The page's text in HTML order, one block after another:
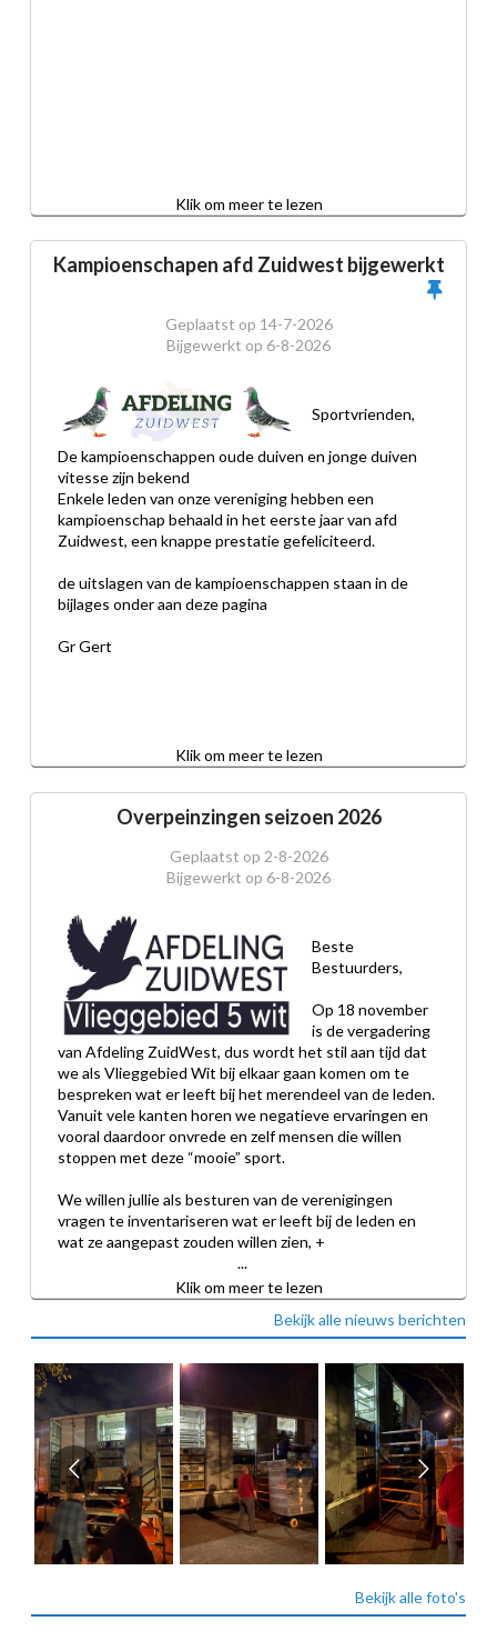
Klik om meer te lezen
Kampioenschapen afd Zuidwest bijgewerkt
Geplaatst op 14-7-2026
Bijgewerkt op 6-8-2026
Sportvrienden,
De kampioenschappen oude duiven en jonge duiven
vitesse zijn bekend
Enkele leden van onze vereniging hebben een
kampioenschap behaald in het eerste jaar van afd
Zuidwest, een knappe prestatie gefeliciteerd.
de uitslagen van de kampioenschappen staan in de
bijlages onder aan deze pagina
Gr Gert
Klik om meer te lezen
Overpeinzingen seizoen 2026
Geplaatst op 2-8-2026
Bijgewerkt op 6-8-2026
Beste
Bestuurders,
Op 18 november
is de vergadering
van Afdeling ZuidWest, dus wordt het stil aan tijd dat
we als Vlieggebied Wit bij elkaar gaan komen om te
bespreken wat er leeft bij het merendeel van de leden.
Vanuit vele kanten horen we negatieve ervaringen en
vooral daardoor onvrede en zelf mensen die willen
stoppen met deze “mooie” sport.
We willen jullie als besturen van de verenigingen
vragen te inventariseren wat er leeft bij de leden en
wat ze aangepast zouden willen zien, +
...
Klik om meer te lezen
Bekijk alle nieuws berichten
Bekijk alle foto's